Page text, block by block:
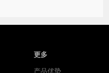
更多
产品优势